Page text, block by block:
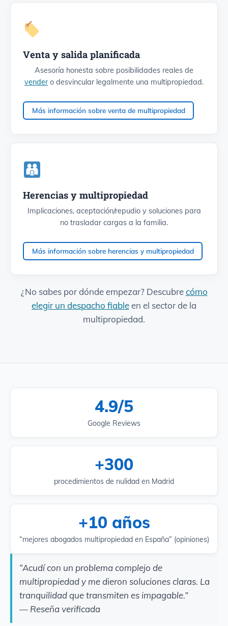
Venta y salida planificada
Asesoría honesta sobre posibilidades reales de
vendero desvincular legalmente una multipropiedad.
Más información sobre venta de multipropiedad
Herencias y multipropiedad
Implicaciones, aceptación/repudio y soluciones para
no trasladar cargas a la familia.
Más información sobre herencias y multipropiedad
¿No sabes por dónde empezar? Descubrecómo
elegir un despacho fiableen el sector de la
multipropiedad.
4.9/5
Google Reviews
+300
procedimientos de nulidad en Madrid
+10 años
“mejores abogados multipropiedad en España” (opiniones)
“Acudí con un problema complejo de
multipropiedad y me dieron soluciones claras. La
tranquilidad que transmiten es impagable.”
— Reseña verificada